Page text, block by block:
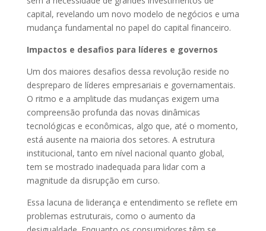
capital, revelando um novo modelo de negócios e uma
mudança fundamental no papel do capital financeiro.
Impactos e desafios para líderes e governos
Um dos maiores desafios dessa revolução reside no
despreparo de líderes empresariais e governamentais.
O ritmo e a amplitude das mudanças exigem uma
compreensão profunda das novas dinâmicas
tecnológicas e econômicas, algo que, até o momento,
está ausente na maioria dos setores. A estrutura
institucional, tanto em nível nacional quanto global,
tem se mostrado inadequada para lidar com a
magnitude da disrupção em curso.
Essa lacuna de liderança e entendimento se reflete em
problemas estruturais, como o aumento da